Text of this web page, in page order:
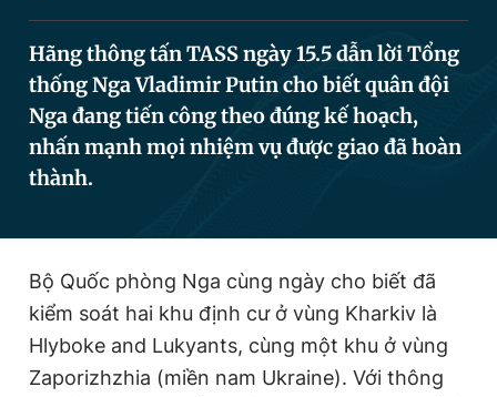
Đọc Thanh Niên trên điện thoại
0906 645 777 0908 780 404
Hãng thông tấn TASS ngày 15.5 dẫn lời Tổng
thống Nga Vladimir Putin cho biết quân đội
Nga đang tiến công theo đúng kế hoạch,
nhấn mạnh mọi nhiệm vụ được giao đã hoàn
thành.
Bộ Quốc phòng Nga cùng ngày cho biết đã
kiểm soát hai khu định cư ở vùng Kharkiv là
Hlyboke and Lukyants, cùng một khu ở vùng
Zaporizhzhia (miền nam Ukraine). Với thông